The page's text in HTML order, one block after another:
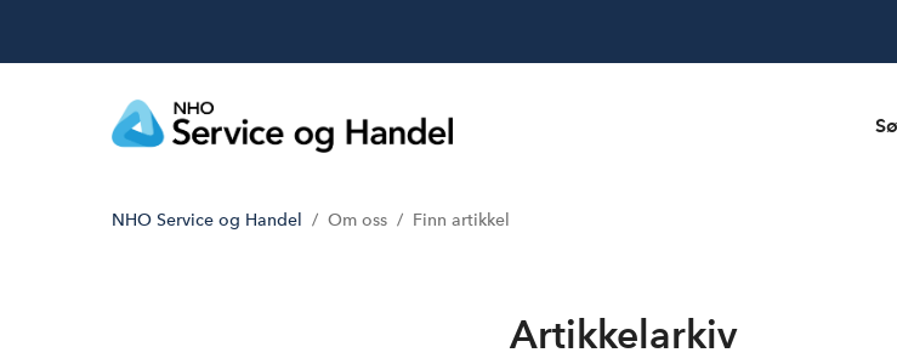
NHO Service og Handel Om oss Finn artikkel
Artikkelarkiv